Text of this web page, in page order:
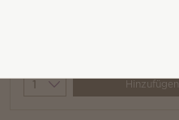
Elektrische Duftlampe
Quantity Hinzufügen